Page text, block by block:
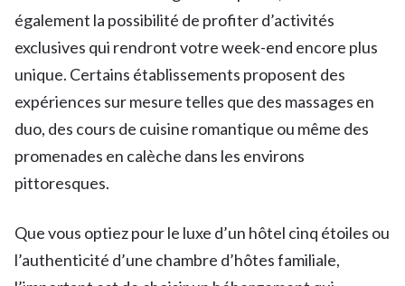
également la possibilité de profiter d’activités
exclusives qui rendront votre week-end encore plus
unique. Certains établissements proposent des
expériences sur mesure telles que des massages en
duo, des cours de cuisine romantique ou même des
promenades en calèche dans les environs
pittoresques.
Que vous optiez pour le luxe d’un hôtel cinq étoiles ou
l’authenticité d’une chambre d’hôtes familiale,